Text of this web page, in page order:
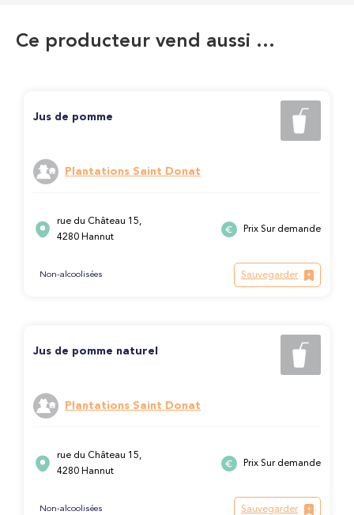
Ce producteur vend aussi …
Jus de pomme
Plantations Saint Donat
rue du Château 15,
4280 Hannut
Prix Sur demande
Non-alcoolisées Sauvegarder
Jus de pomme naturel
Plantations Saint Donat
rue du Château 15,
4280 Hannut
Prix Sur demande
Non-alcoolisées Sauvegarder